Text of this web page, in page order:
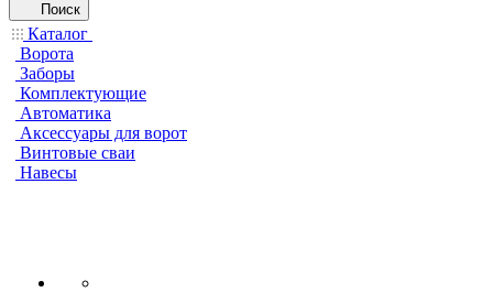
Поиск
Каталог
Ворота
Заборы
Комплектующие
Автоматика
Аксессуары для ворот
Винтовые сваи
Навесы